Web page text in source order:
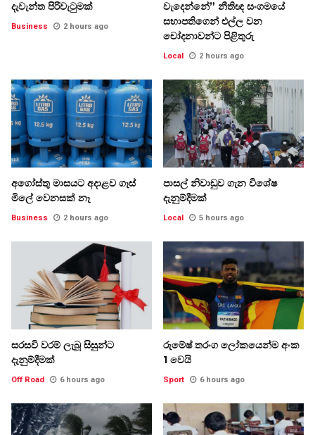
දැවැන්ත පිරිවැටුමක්
Business 2 hours ago
වැදෙන්නේ” නීතිඥ සංගමයේ
සභාපතිගෙන් එල්ල වන
චෝදනාවන්ට පිළිතුරු
Local 2 hours ago
අගෝස්තු මාසයට අදාළව ගෑස්
මිලේ වෙනසක් නෑ
Business 2 hours ago
පාසල් නිවාඩුව ගැන විශේෂ
දැනුම්දීමක්
Local 5 hours ago
සරසවි වරම් ලැබූ සිසුන්ට
දැනුම්දීමක්
Off Road 6 hours ago
රුමේෂ් තරංග ලෝකයෙන්ම අංක
1 වෙයි
Sport 6 hours ago